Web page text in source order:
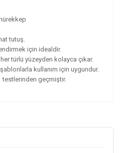
tutuş.
için idealdir.
türlü yüzeyden kolayca çıkar.
kullanım için uygundur.
testlerinden geçmiştir.